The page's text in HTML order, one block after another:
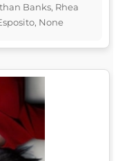
Banks, Rhea
None